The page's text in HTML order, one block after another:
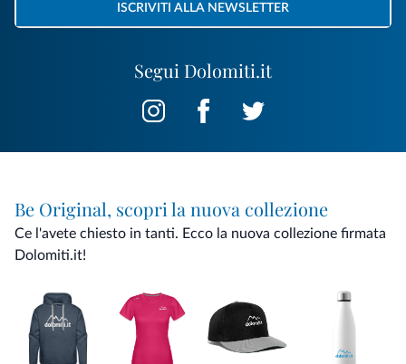
Segui Dolomiti.it
ISCRIVITI ALLA NEWSLETTER
Be Original, scopri la nuova collezione
Ce l'avete chiesto in tanti. Ecco la nuova collezione firmata
Dolomiti.it!